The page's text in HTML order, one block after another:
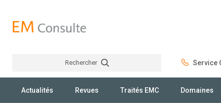
Rechercher Service
Actualités Revues Traités EMC Domaines